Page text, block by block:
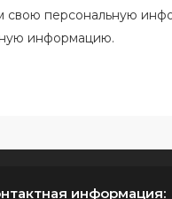
свою персональную
информацию.
информация: